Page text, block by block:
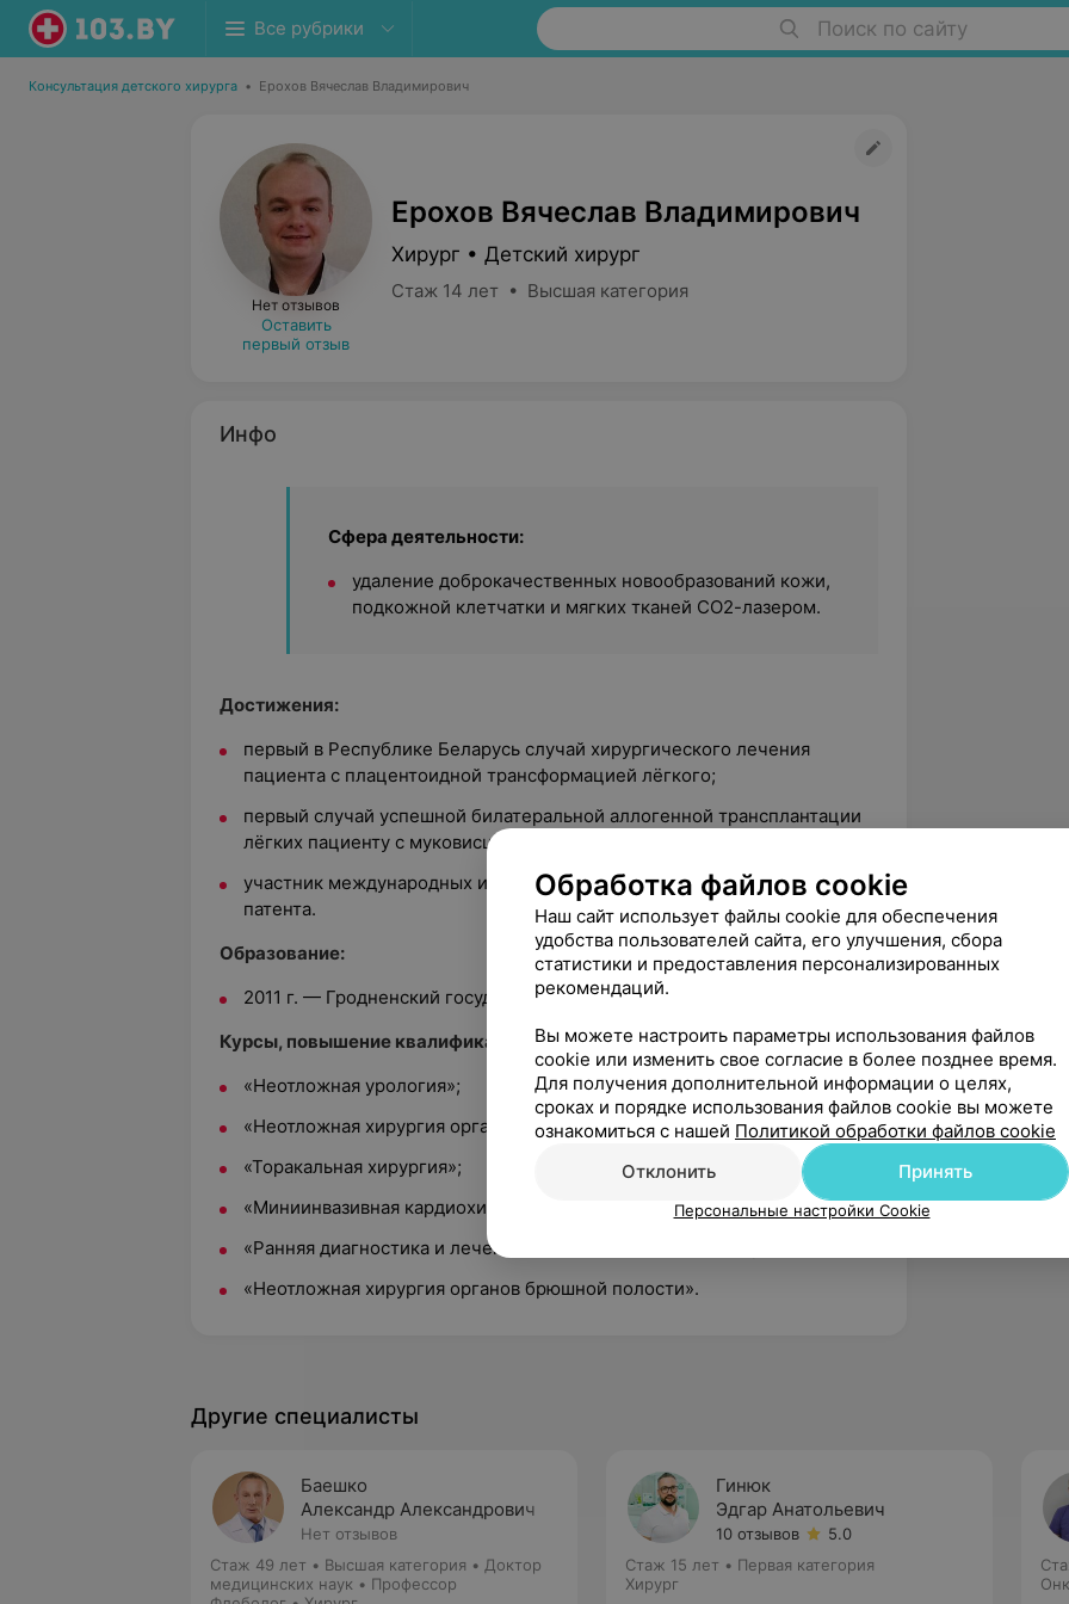
Все рубрики Поиск по сайту
Консультация детского хирурга • Ерохов Вячеслав Владимирович
Нет отзывов
Оставить
первый отзыв
Ерохов Вячеслав Владимирович
Хирург • Детский хирург
Стаж 14 лет • Высшая категория
Инфо
Сфера деятельности:
удаление доброкачественных новообразований кожи,
подкожной клетчатки и мягких тканей СО2-лазером.
Достижения:
первый в Республике Беларусь случай хирургического лечения
пациента с плацентоидной трансформацией лёгкого;
первый случай успешной билатеральной аллогенной трансплантации
лёгких пациенту с муковисцидозом в Республике Беларусь;
участник международных и республиканских публикаций, автор
патента.
Образование:
2011 г. — Гродненский государственный медицинский университет
Курсы, повышение квалификации:
«Неотложная урология»;
«Неотложная хирургия органов желудочно-кишечного тракта»;
«Торакальная хирургия»;
«Миниинвазивная кардиохирургия»;
«Ранняя диагностика и лечение злокачественных новообразований»;
«Неотложная хирургия органов брюшной полости».
Другие специалисты
Баешко
Александр Александрович
Нет отзывов
Стаж 49 лет • Высшая категория • Доктор
медицинских наук • Профессор
Гинюк
Эдгар Анатольевич
10 отзывов
5.0
Стаж 15 лет • Первая категория
Хирург
Обработка файлов cookie
Наш сайт использует файлы cookie для обеспечения
удобства пользователей сайта, его улучшения, сбора
статистики и предоставления персонализированных
рекомендаций.
Вы можете настроить параметры использования файлов
cookie или изменить свое согласие в более позднее время.
Для получения дополнительной информации о целях,
сроках и порядке использования файлов cookie вы можете
ознакомиться с нашей Политикой обработки файлов cookie
Отклонить
Принять
Персональные настройки Cookie